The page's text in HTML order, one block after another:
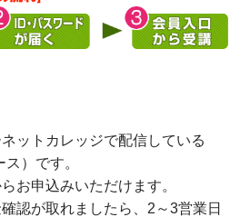
ットカレッジで配信している
）です。
お申込みいただけます。
認が取れましたら、2～3営業日